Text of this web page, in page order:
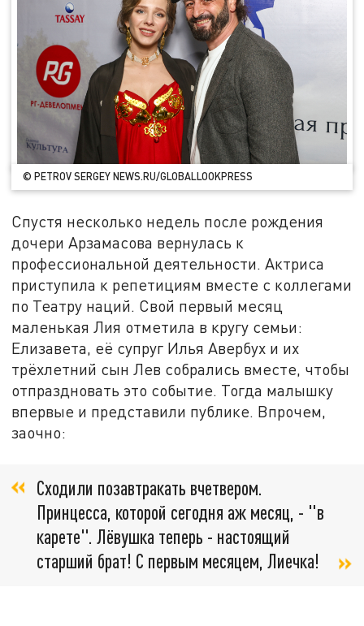
© PETROV SERGEY NEWS.RU/GLOBALLOOKPRESS
Спустя несколько недель после рождения
дочери Арзамасова вернулась к
профессиональной деятельности. Актриса
приступила к репетициям вместе с коллегами
по Театру наций. Свой первый месяц
маленькая Лия отметила в кругу семьи:
Елизавета, её супруг Илья Авербух и их
трёхлетний сын Лев собрались вместе, чтобы
отпраздновать это событие. Тогда малышку
впервые и представили публике. Впрочем,
заочно:
Сходили позавтракать вчетвером.
Принцесса, которой сегодня аж месяц, - "в
карете". Лёвушка теперь - настоящий
старший брат! С первым месяцем, Лиечка!